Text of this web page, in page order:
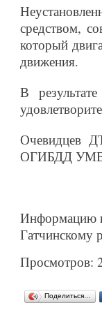
средством,
который
движения.
В
Очевидцев
ОГИБДД УМВД
Информацию
Просмотров:
Поделиться…